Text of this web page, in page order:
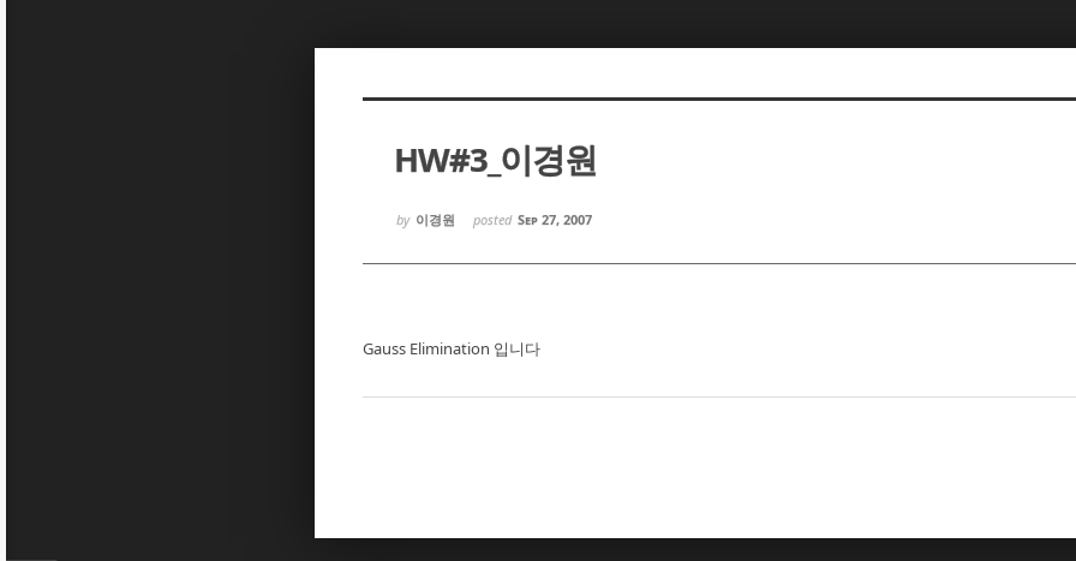
HW#3_이경원
by 이경원 posted Sep 27, 2007
Gauss Elimination 입니다
Sketchbook5, 스케치북5
Sketchbook5, 스케치북5
Sketchbook5, 스케치북5
Sketchbook5, 스케치북5